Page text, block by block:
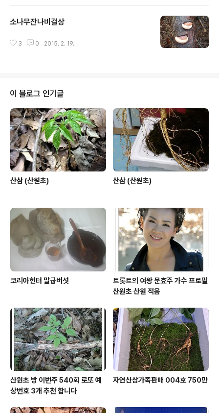
소나무잔나비걸상
3 0 2015. 2. 19.
이 블로그 인기글
산삼 (산원초) 산삼 (산원초)
코리아헌터 말굽버섯
트롯트의 여왕 문효주 가수 프로필
산원초 산원 적음
산원초 방 이번주 540회 로또 예
상번호 3개 추천 합니다
자연산삼가족판매 004호 750만